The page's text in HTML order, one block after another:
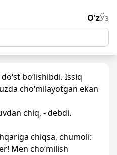
O'zЎз
bo‘lishibdi. Issiq
cho‘milayotgan ekan
chiq, - debdi.
chiqsa, chumoli:
Men cho‘milish